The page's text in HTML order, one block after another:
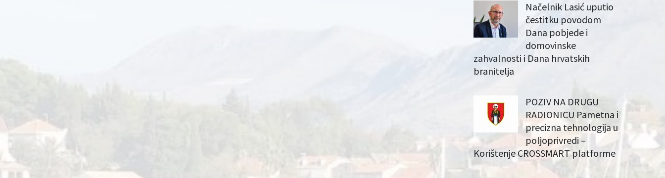
Načelnik Lasić uputio
čestitku povodom
Dana pobjede i
domovinske
zahvalnosti i Dana hrvatskih
branitelja
POZIV NA DRUGU
RADIONICU Pametna i
precizna tehnologija u
poljoprivredi –
Korištenje CROSSMART platforme